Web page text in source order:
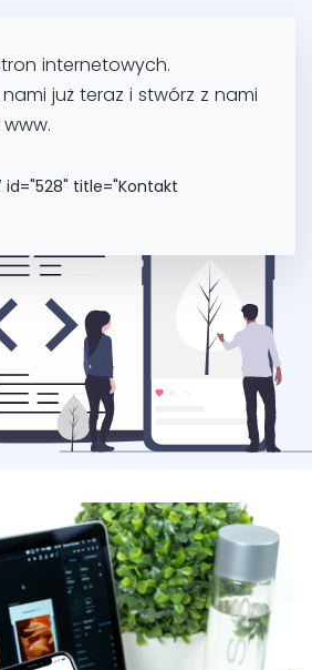
internetowych.
już teraz i stwórz z nami
title="Kontakt